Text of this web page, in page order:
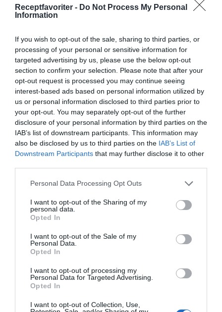
Receptfavoriter - Do Not Process My Personal
Information
If you wish to opt-out of the sale, sharing to third parties, or
processing of your personal or sensitive information for
targeted advertising by us, please use the below opt-out
section to confirm your selection. Please note that after your
opt-out request is processed you may continue seeing
interest-based ads based on personal information utilized by
us or personal information disclosed to third parties prior to
your opt-out. You may separately opt-out of the further
disclosure of your personal information by third parties on the
IAB’s list of downstream participants. This information may
also be disclosed by us to third parties on the IAB’s List of
Downstream Participants that may further disclose it to other
Personal Data Processing Opt Outs
I want to opt-out of the Sharing of my
personal data.
Opted In
I want to opt-out of the Sale of my
Personal Data.
Opted In
I want to opt-out of processing my
Personal Data for Targeted Advertising.
Opted In
I want to opt-out of Collection, Use,
Huvudrätter
Fransk mat
Ugnsrätter Kokt mat